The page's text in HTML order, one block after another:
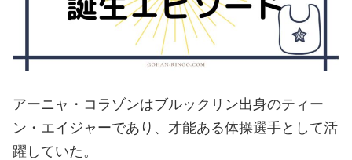
アーニャ・コラゾンはブルックリン出身のティー
ン・エイジャーであり、才能ある体操選手として活
躍していた。